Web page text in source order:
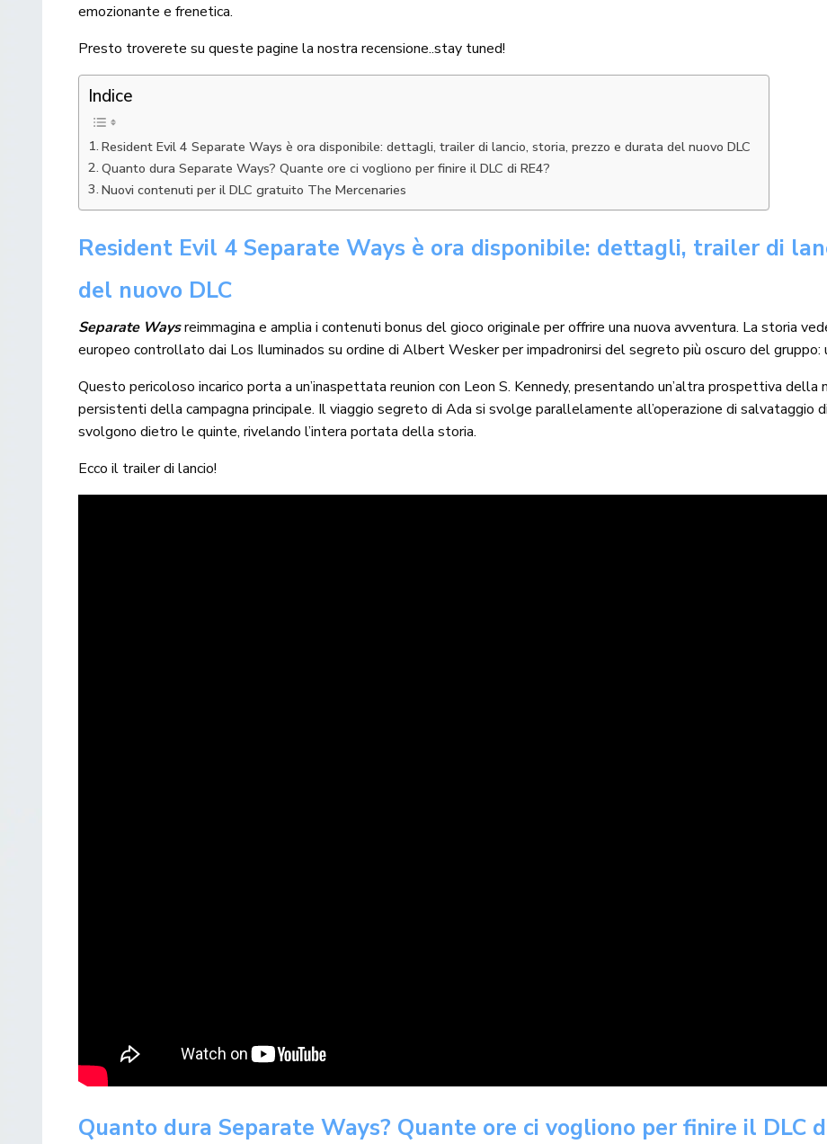
emozionante e frenetica.
Presto troverete su queste pagine la nostra recensione..stay tuned!
Indice
Resident Evil 4 Separate Ways è ora disponibile: dettagli, trailer di lancio, storia, prezzo e durata del nuovo DLC
Quanto dura Separate Ways? Quante ore ci vogliono per finire il DLC di RE4?
Nuovi contenuti per il DLC gratuito The Mercenaries
Resident Evil 4 Separate Ways è ora disponibile: dettagli, trailer di
del nuovo DLC
Separate Waysreimmagina e amplia i contenuti bonus del gioco originale per offrire una nuova avventura. La storia
europeo controllato dai Los Iluminados su ordine di Albert Wesker per impadronirsi del segreto più oscuro del gruppo:
Questo pericoloso incarico porta a un’inaspettata reunion con Leon S. Kennedy, presentando un’altra prospettiva
persistenti della campagna principale. Il viaggio segreto di Ada si svolge parallelamente all’operazione di salvataggio
svolgono dietro le quinte, rivelando l’intera portata della storia.
Ecco il trailer di lancio!
Quanto dura Separate Ways? Quante ore ci vogliono per finire il DLC